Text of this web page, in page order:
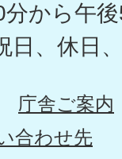
から午
日、休日
庁舎ご案内
合わせ先